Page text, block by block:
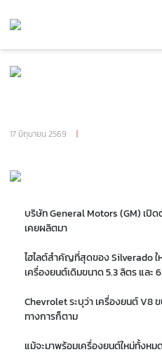
17 มิถุนายน 2569 |
บริษัทGeneral Motors(GM) เปิด
เคยผลิตมา
ไฮไลต์สำคัญที่สุดของ Silverado ใ
เครื่องยนต์เดิมขนาด 5.3 ลิตร แล
Chevrolet ระบุว่า เครื่องยนต์ V8
ทางการก็ตาม
แม้จะมาพร้อมเครื่องยนต์ใหม่ทั้งห